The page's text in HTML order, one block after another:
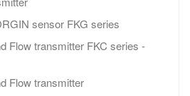
sensor FKG series
Flow transmitter FKC series -
Flow transmitter